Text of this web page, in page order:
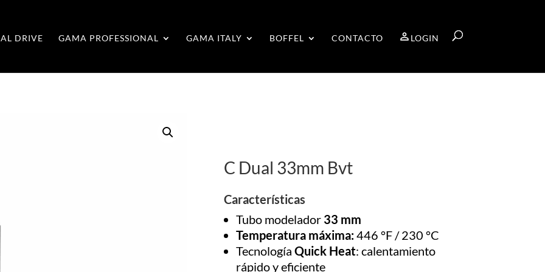
DRIVE GAMA PROFESSIONAL GAMA ITALY BOFFEL CONTACTO LOGIN
C Dual 33mm Bvt
Características
Tubo modelador 33 mm
Temperatura máxima:446 °F / 230 °C
Tecnología Quick Heat: calentamiento
rápido y eficiente